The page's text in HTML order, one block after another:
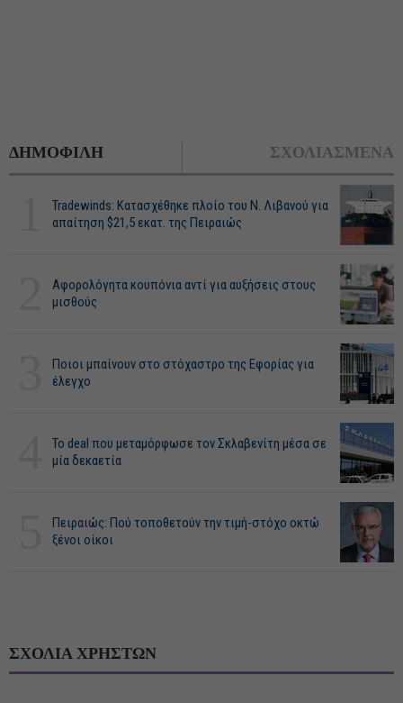
ΔΗΜΟΦΙΛΗ ΣΧΟΛΙΑΣΜΕΝΑ
Tradewinds: Κατασχέθηκε πλοίο του Ν. Λιβανού για
απαίτηση $21,5 εκατ. της Πειραιώς
Αφορολόγητα κουπόνια αντί για αυξήσεις στους
μισθούς
Ποιοι μπαίνουν στο στόχαστρο της Εφορίας για
έλεγχο
Το deal που μεταμόρφωσε τον Σκλαβενίτη μέσα σε
μία δεκαετία
Πειραιώς: Πού τοποθετούν την τιμή-στόχο οκτώ
ξένοι οίκοι
ΣΧΟΛΙΑ ΧΡΗΣΤΩΝ